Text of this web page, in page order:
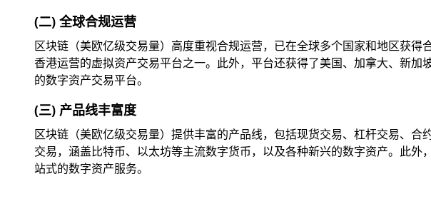
(二) 全球合规运营
区块链（美欧亿级交易量）高度重视合规运营，已在全球多个国家和地区获
香港运营的虚拟资产交易平台之一。此外，平台还获得了美国、加拿大、新
的数字资产交易平台。
(三) 产品线丰富度
区块链（美欧亿级交易量）提供丰富的产品线，包括现货交易、杠杆交易、
交易，涵盖比特币、以太坊等主流数字货币，以及各种新兴的数字资产。此
站式的数字资产服务。